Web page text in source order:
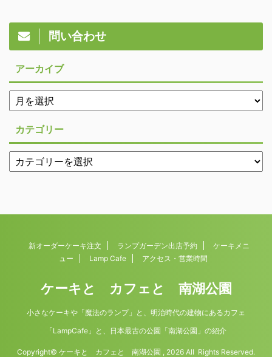
問い合わせ
アーカイブ
カテゴリー
新オーダーケーキ注文 ランプガーデン出店予約
ケーキメニ
ュー
Lamp Cafe アクセス・営業時間
ケーキと カフェと 南湖公園
小さなケーキや「魔法のランプ」と、明治時代の建物にあるカフェ
「LampCafe」と、日本最古の公園「南湖公園」の紹介
Copyright© ケーキと カフェと 南湖公園 , 2026 All Rights Reserved.